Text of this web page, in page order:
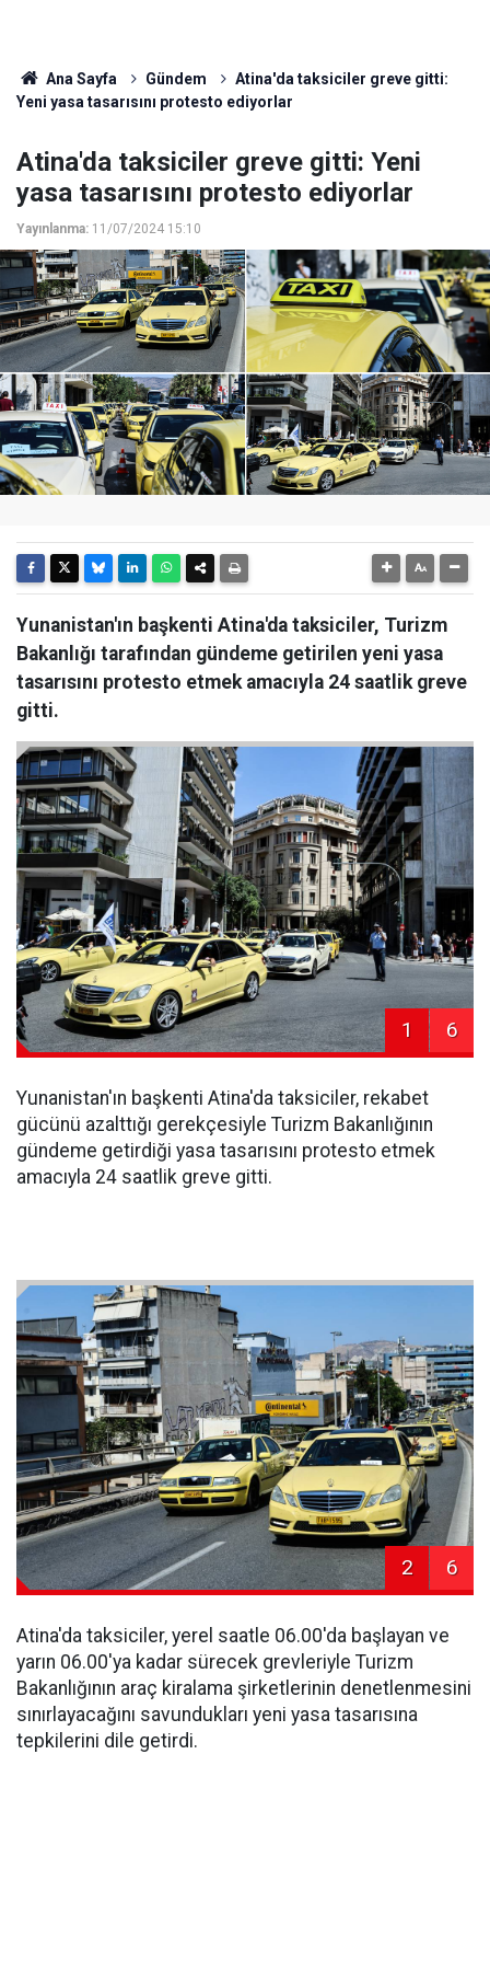
Ana Sayfa Gündem
Atina'da taksiciler greve gitti:
Yeni yasa tasarısını protesto ediyorlar
Atina'da taksiciler greve gitti: Yeni
yasa tasarısını protesto ediyorlar
Yayınlanma: 11/07/2024 15:10
Yunanistan'ın başkenti Atina'da taksiciler, Turizm
Bakanlığı tarafından gündeme getirilen yeni yasa
tasarısını protesto etmek amacıyla 24 saatlik greve
gitti.
1 6
Yunanistan'ın başkenti Atina'da taksiciler, rekabet
gücünü azalttığı gerekçesiyle Turizm Bakanlığının
gündeme getirdiği yasa tasarısını protesto etmek
amacıyla 24 saatlik greve gitti.
2 6
Atina'da taksiciler, yerel saatle 06.00'da başlayan ve
yarın 06.00'ya kadar sürecek grevleriyle Turizm
Bakanlığının araç kiralama şirketlerinin denetlenmesini
sınırlayacağını savundukları yeni yasa tasarısına
tepkilerini dile getirdi.